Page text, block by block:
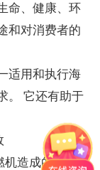
命、健康、环
和对消费者的
适用和执行海
。 它还有助于
机造成的污染不